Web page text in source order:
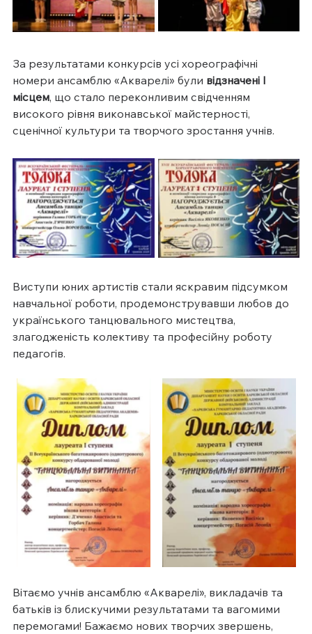
За результатами конкурсів усі хореографічні
номери ансамблю «Акварелі» були відзначені І
місцем, що стало переконливим свідченням
високого рівня виконавської майстерності,
сценічної культури та творчого зростання учнів.
Виступи юних артистів стали яскравим підсумком
навчальної роботи, продемонструвавши любов до
українського танцювального мистецтва,
злагодженість колективу та професійну роботу
педагогів.
Вітаємо учнів ансамблю «Акварелі», викладачів та
батьків із блискучими результатами та вагомими
перемогами! Бажаємо нових творчих звершень,